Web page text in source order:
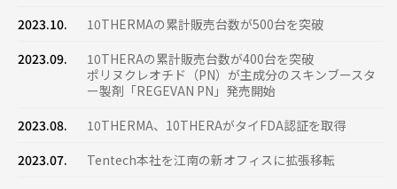
2023.10.
10THERMAの累計販売台数が500台を突破
2023.09.
10THERAの累計販売台数が400台を突破
ポリヌクレオチド（PN）が主成分のスキンブースタ
ー製剤「REGEVAN PN」発売開始
2023.08.
10THERMA、10THERAがタイFDA認証を取得
2023.07.
Tentech本社を江南の新オフィスに拡張移転